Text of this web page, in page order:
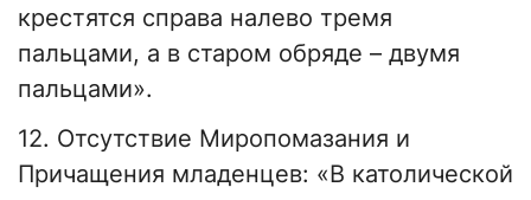
крестятся справа налево тремя
пальцами, а в старом обряде – двумя
пальцами».
12. Отсутствие Миропомазания и
Причащения младенцев: «В католической